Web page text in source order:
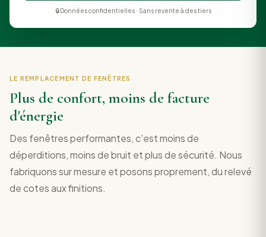
🔒 Données confidentielles · Sans revente à des tiers
LE REMPLACEMENT DE FENÊTRES
Plus de confort, moins de facture
d'énergie
Des fenêtres performantes, c'est moins de
déperditions, moins de bruit et plus de sécurité. Nous
fabriquons sur mesure et posons proprement, du relevé
de cotes aux finitions.